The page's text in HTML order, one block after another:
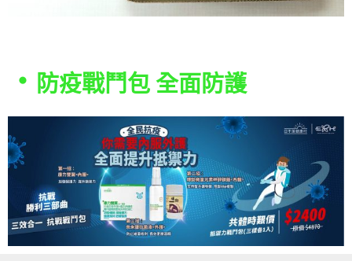
・ 防疫戰鬥包 全面防護